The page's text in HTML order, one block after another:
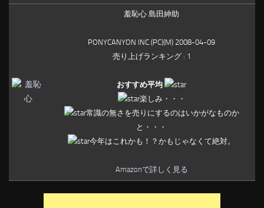
羞恥心 島田紳助
PONYCANYON INC.(PC)(M) 2008-04-09
売り上げランキング : 1
おすすめ平均
楽しみ・・・
常識の無さを売りにするのはいかがなものか
と・・・
今年はこれかも！？かもじゃなくて絶対。
Amazonで詳しく見る